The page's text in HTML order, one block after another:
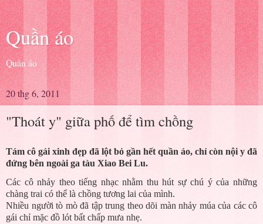
Quần áo
Quần áo
20 thg 6, 2011
"Thoát y" giữa phố để tìm chồng
Tám cô gái xinh đẹp đã lột bỏ gần hết quần áo, chỉ còn nội y đã
đứng bên ngoài ga tàu Xiao Bei Lu.
Các cô nhảy theo tiếng nhạc nhằm thu hút sự chú ý của những
chàng trai có thể là chồng tương lai của mình.
Nhiều người tò mò đã tập trung theo dõi màn nhảy múa của các cô
gái chỉ mặc đồ lót bất chấp mưa nhẹ.